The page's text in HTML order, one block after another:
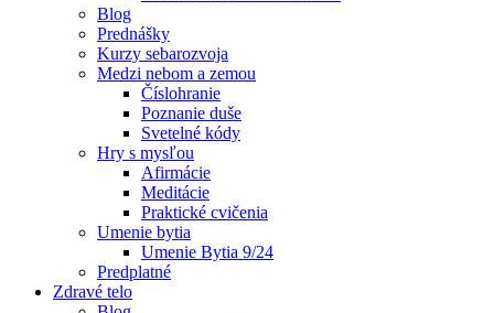
Blog
Prednášky
Kurzy sebarozvoja
Medzi nebom a zemou
Číslohranie
Poznanie duše
Svetelné kódy
Hry s mysľou
Afirmácie
Meditácie
Praktické cvičenia
Umenie bytia
Umenie Bytia 9/24
Predplatné
Zdravé telo